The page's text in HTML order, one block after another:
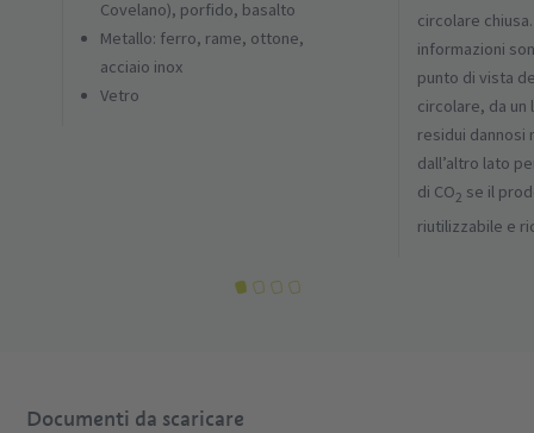
Covelano), porfido, basalto
Metallo: ferro, rame, ottone,
acciaio inox
Vetro
circolare
informazioni
punto di vista
circolare, da
residui dannosi
dall’altro lato
di CO2 se il
riutilizzabile e
Documenti da scaricare